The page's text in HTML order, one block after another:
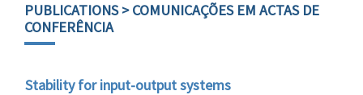
PUBLICATIONS> COMUNICAÇÕES EM ACTAS DE
CONFERÊNCIA
Stability for input-output systems